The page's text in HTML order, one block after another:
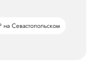
на Севастопольском